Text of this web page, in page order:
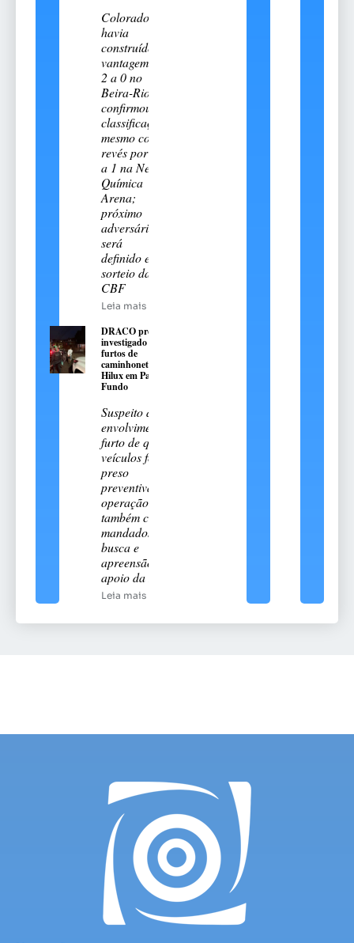
Colorado
havia
construído
vantagem de
2 a 0 no
Beira-Rio e
confirmou a
classificação
mesmo com
revés por 2
a 1 na Neo
Química
Arena;
próximo
adversário
será
definido em
sorteio da
CBF
Leia mais
DRACO prende
investigado por
furtos de
caminhonetes Toyota
Hilux em Passo
Fundo
Suspeito de
envolvimento no
furto de quatro
veículos foi
preso
preventivamente;
operação
também cumpriu
mandados de
busca e
apreensão com
apoio da DHPP
Leia mais